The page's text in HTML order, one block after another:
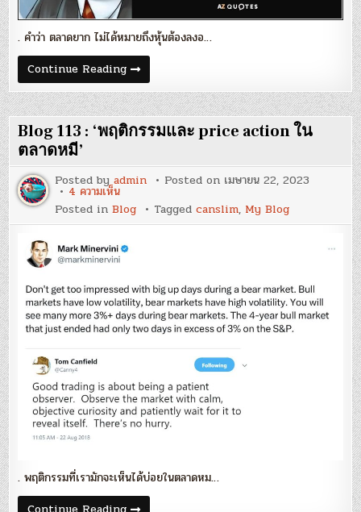
. คำว่า ตลาดยาก ไม่ได้หมายถึงหุ้นต้องลงอ…
Continue ReadingBlog
114
:
‘ทำไม
เรา
ถึง
ต้อง
break
&
fishing?’
Blog 113 : ‘พฤติกรรมและ price action ใน
ตลาดหมี’
Posted byadmin Posted on เมษายน 22, 2023
4 ความเห็นบน
Blog
113
:
และ
price
ตลาด
หมี’
Posted inBlog Taggedcanslim, My Blog
. พฤติกรรมที่เรามักจะเห็นได้บ่อยในตลาดหม…